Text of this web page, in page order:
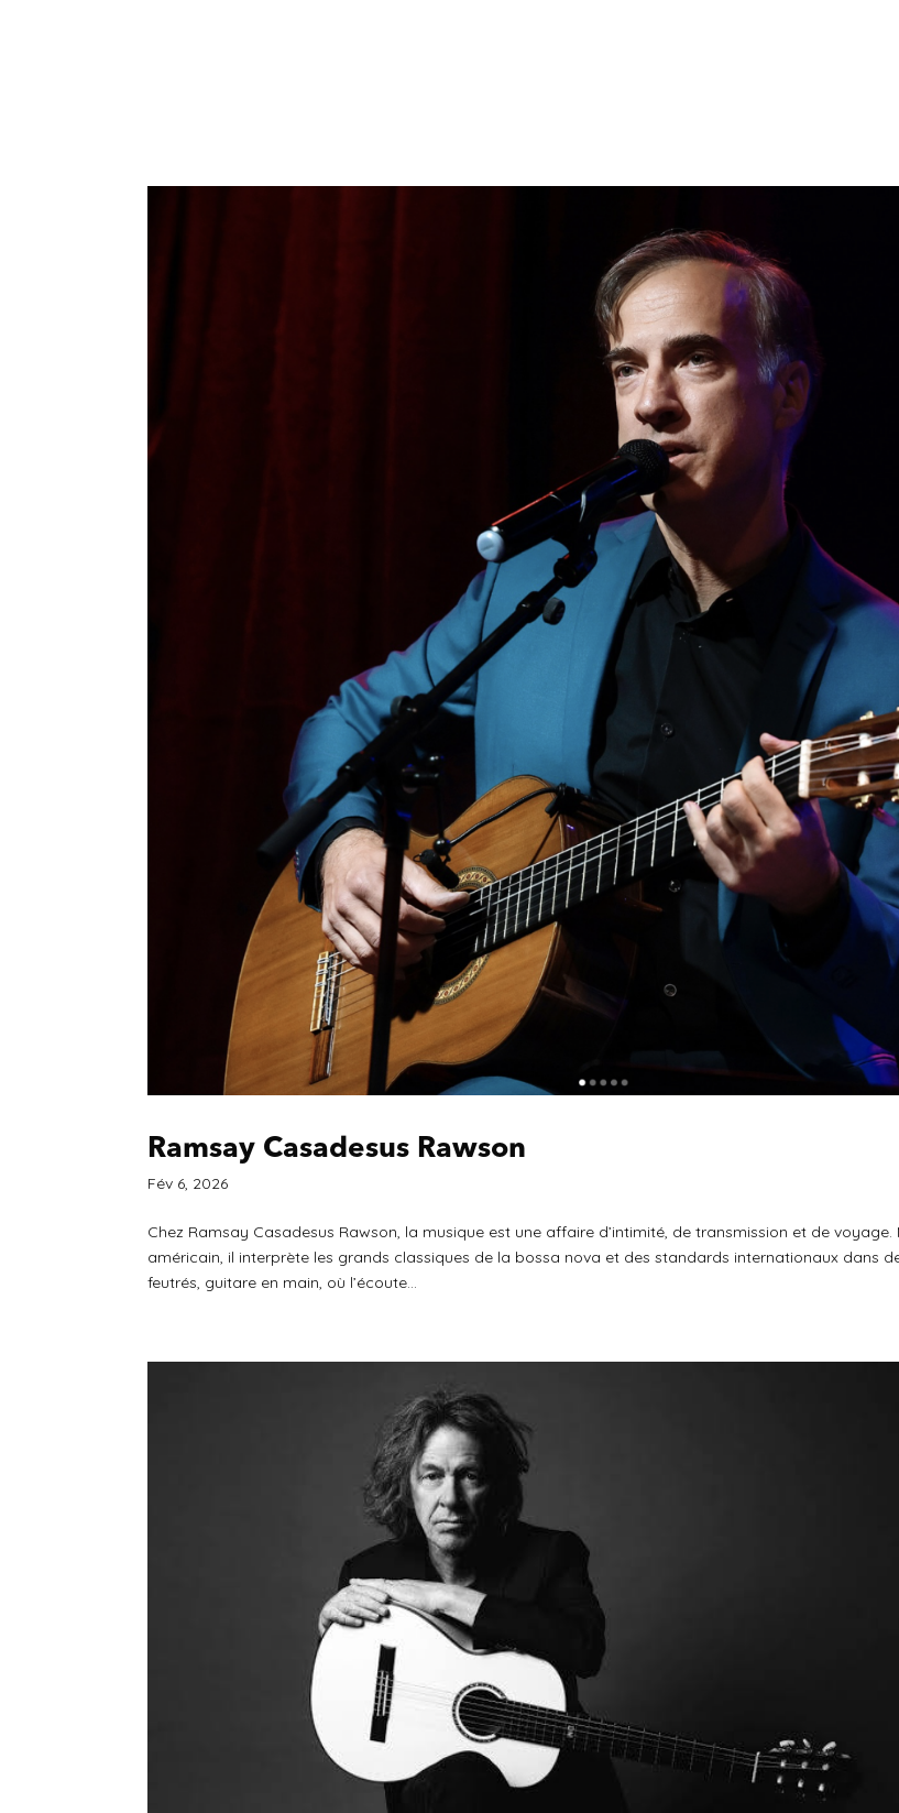
Ramsay Casadesus Rawson
Fév 6, 2026
Chez Ramsay Casadesus Rawson, la musique est une affaire d’intimité, de transmission et de
américain, il interprète les grands classiques de la bossa nova et des standards internationaux dans
feutrés, guitare en main, où l’écoute...